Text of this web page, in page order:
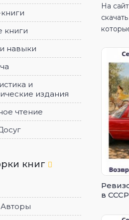
книги
навыки
и
издания
чтение
книг
На
в СССР